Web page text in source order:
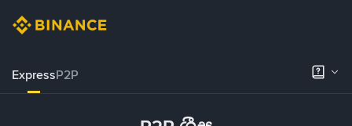
ExpressP2P